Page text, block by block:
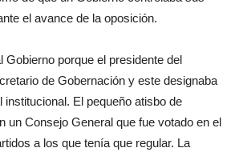
el avance de la oposición.
Gobierno porque el presidente del
de Gobernación y este designaba
institucional. El pequeño atisbo de
un Consejo General que fue votado en el
a los que tenía que regular. La